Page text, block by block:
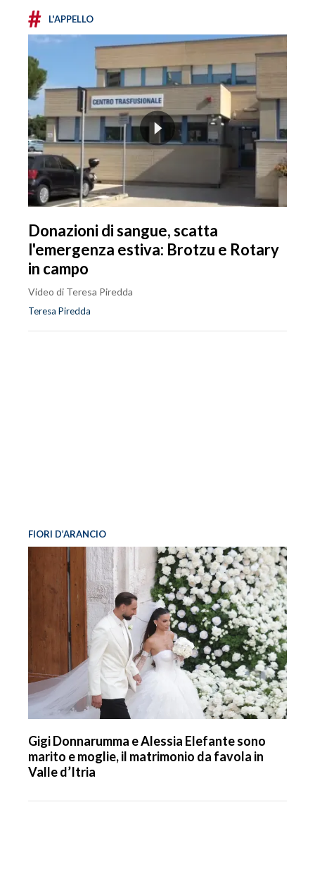
# L'APPELLO
Donazioni di sangue, scatta
l'emergenza estiva: Brotzu e Rotary
in campo
Video di Teresa Piredda
Teresa Piredda
FIORI D’ARANCIO
Gigi Donnarumma e Alessia Elefante sono
marito e moglie, il matrimonio da favola in
Valle d’Itria